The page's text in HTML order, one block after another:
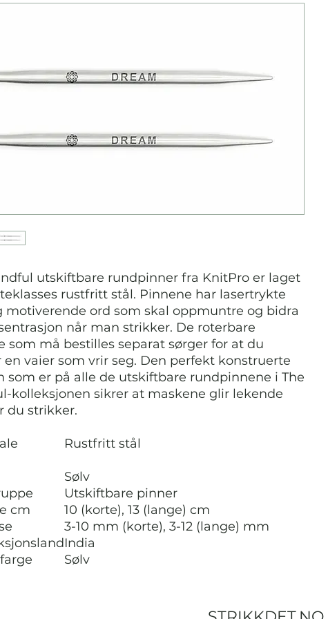
utskiftbare rundpinner fra KnitPro er laget
rustfritt stål. Pinnene har lasertrykte
motiverende ord som skal oppmuntre og bidra
når man strikker. De roterbare
som må bestilles separat sørger for at du
en vaier som vrir seg. Den perfekt konstruerte
som er på alle de utskiftbare rundpinnene i The
kolleksjonen sikrer at maskene glir lekende
du strikker.
Rustfritt stål
Sølv
Utskiftbare pinner
cm
10 (korte), 13 (lange) cm
3-10 mm (korte), 3-12 (lange) mm
India
Sølv